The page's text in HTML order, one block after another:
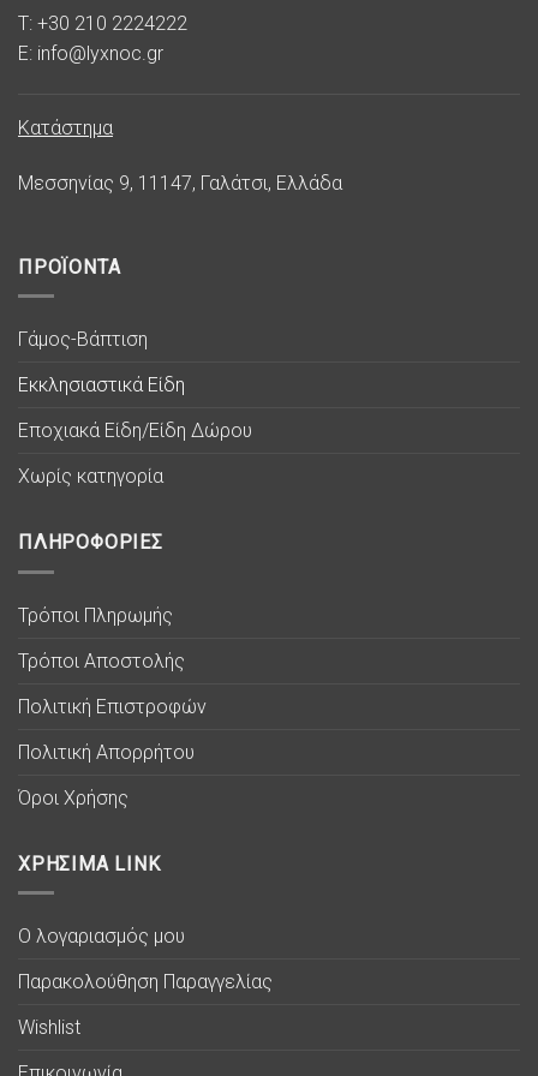
T: +30 210 2224222
E: info@lyxnoc.gr
Κατάστημα
Μεσσηνίας 9, 11147, Γαλάτσι, Ελλάδα
ΠΡΟΪΟΝΤΑ
Γάμος-Βάπτιση
Εκκλησιαστικά Είδη
Εποχιακά Είδη/Είδη Δώρου
Χωρίς κατηγορία
ΠΛΗΡΟΦΟΡΙΕΣ
Τρόποι Πληρωμής
Τρόποι Αποστολής
Πολιτική Επιστροφών
Πολιτική Απορρήτου
Όροι Χρήσης
ΧΡΗΣΙΜΑ LINK
Ο λογαριασμός μου
Παρακολούθηση Παραγγελίας
Wishlist